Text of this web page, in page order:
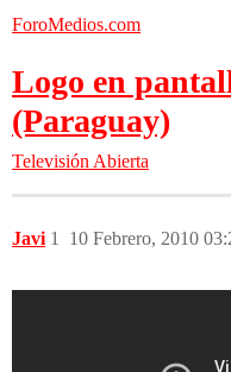
ForoMedios.com
Logo en
(Paraguay)
Televisión Abierta
Javi 10 Febrero, 2010
1